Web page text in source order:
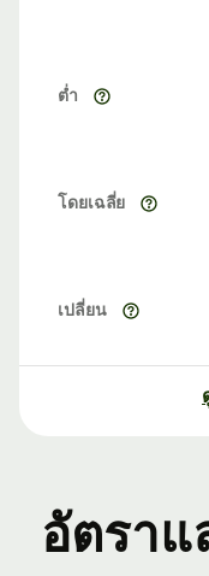
ต่ำ
โดยเฉลี่ย
เปลี่ยน
อัตรา